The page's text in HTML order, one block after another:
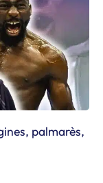
palmarès,